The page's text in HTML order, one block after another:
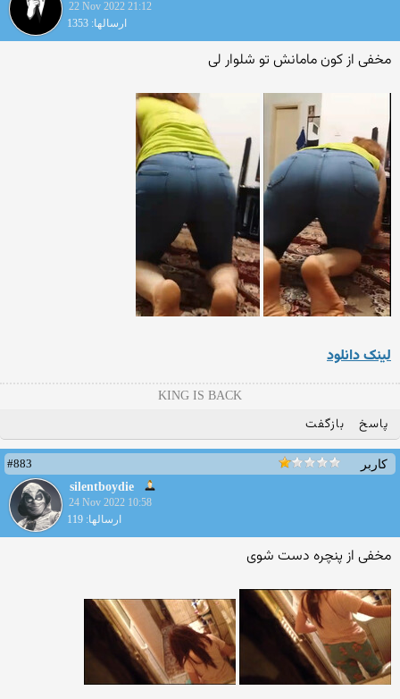
22 Nov 2022 21:12
ارسالها: 1353
مخفی از کون مامانش تو شلوار لی
لینک دانلود
KING IS BACK
پاسخ بازگفت
کاربر
#883
silentboydie
24 Nov 2022 10:58
ارسالها: 119
مخفی از پنچره دست شوی